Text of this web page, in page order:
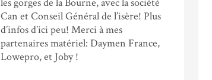
Can et Conseil Général de l’isère! Plus
d’infos d’ici peu! Merci à mes
partenaires matériel: Daymen France,
Lowepro, et Joby !